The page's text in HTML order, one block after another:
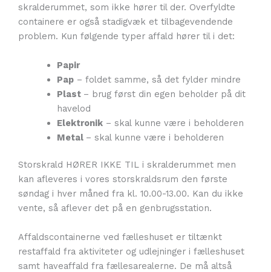
skralderummet, som ikke hører til der. Overfyldte
containere er også stadigvæk et tilbagevendende
problem. Kun følgende typer affald hører til i det:
Papir
Pap– foldet samme, så det fylder mindre
Plast – brug først din egen beholder på dit
havelod
Elektronik– skal kunne være i beholderen
Metal – skal kunne være i beholderen
Storskrald HØRER IKKE TIL i skralderummet men
kan afleveres i vores storskraldsrum den første
søndag i hver måned fra kl. 10.00-13.00. Kan du ikke
vente, så aflever det på en genbrugsstation.
Affaldscontainerne ved fælleshuset er tiltænkt
restaffald fra aktiviteter og udlejninger i fælleshuset
samt haveaffald fra fællesarealerne. De må altså